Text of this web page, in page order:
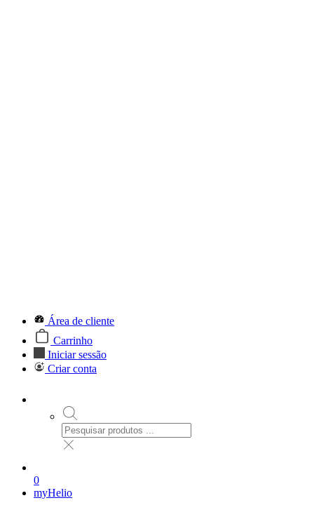
Área de cliente
Carrinho
Iniciar sessão
Criar conta
0
myHelio